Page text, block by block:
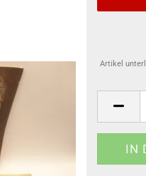
Artikel